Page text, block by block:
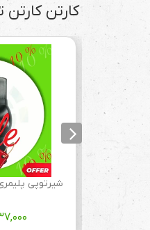
کارتن
شاخه